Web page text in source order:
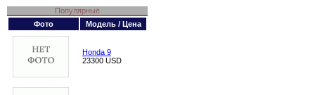
Популярные
Фото
Модель / Цена
Honda 9
23300 USD